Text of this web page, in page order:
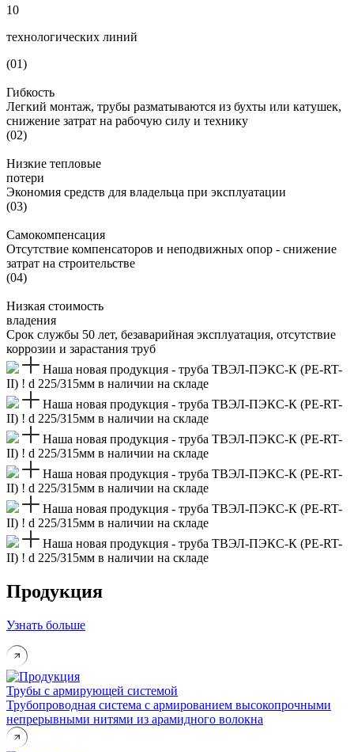
10
технологических линий
(01)
Гибкость
Легкий монтаж, трубы разматываются из бухты или катушек,
снижение затрат на рабочую силу и технику
(02)
Низкие тепловые
потери
Экономия средств для владельца при эксплуатации
(03)
Самокомпенсация
Отсутствие компенсаторов и неподвижных опор - снижение
затрат на строительстве
(04)
Низкая стоимость
владения
Cрок службы 50 лет, безаварийная эксплуатация, отсутствие
коррозии и зарастания труб
Наша новая продукция - труба ТВЭЛ-ПЭКС-К (PE-RT-
II) ! d 225/315мм в наличии на складе
Наша новая продукция - труба ТВЭЛ-ПЭКС-К (PE-RT-
II) ! d 225/315мм в наличии на складе
Наша новая продукция - труба ТВЭЛ-ПЭКС-К (PE-RT-
II) ! d 225/315мм в наличии на складе
Наша новая продукция - труба ТВЭЛ-ПЭКС-К (PE-RT-
II) ! d 225/315мм в наличии на складе
Наша новая продукция - труба ТВЭЛ-ПЭКС-К (PE-RT-
II) ! d 225/315мм в наличии на складе
Наша новая продукция - труба ТВЭЛ-ПЭКС-К (PE-RT-
II) ! d 225/315мм в наличии на складе
Продукция
Узнать больше
Трубы с армирующей системой
Трубопроводная система с армированием высокопрочными
непрерывными нитями из арамидного волокна